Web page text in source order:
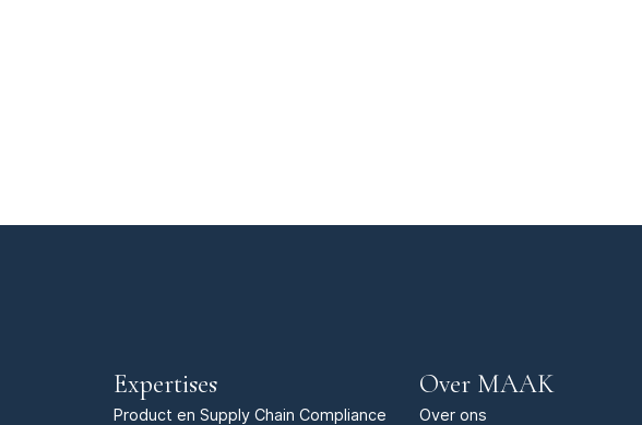
Expertises
Product en Supply Chain Compliance
Over MAAK
Over ons